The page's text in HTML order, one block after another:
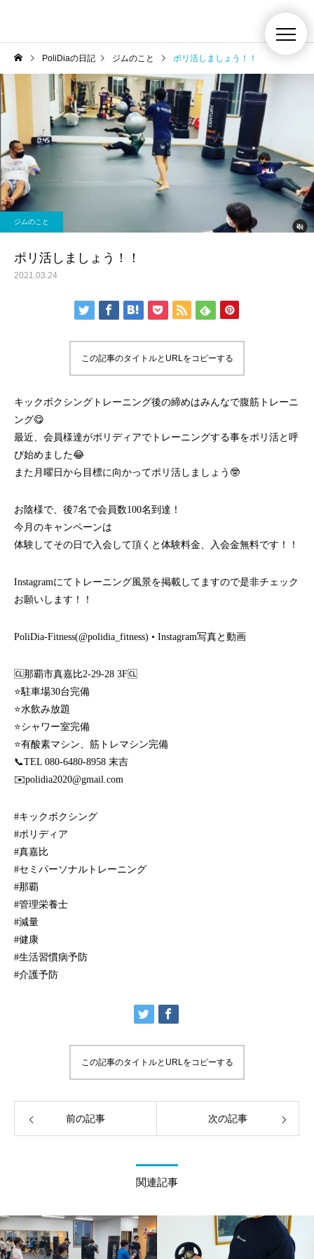
PoliDiaの日記 ジムのこと ポリ活しましょう！！
ジムのこと
ポリ活しましょう！！
2021.03.24
この記事のタイトルとURLをコピーする
キックボクシングトレーニング後の締めはみんなで腹筋トレーニ
ング😋
最近、会員様達がポリディアでトレーニングする事をポリ活と呼
び始めました😂
また月曜日から目標に向かってポリ活しましょう🤓
お陰様で、後7名で会員数100名到達！
今月のキャンペーンは
体験してその日で入会して頂くと体験料金、入会金無料です！！
Instagramにてトレーニング風景を掲載してますので是非チェック
お願いします！！
PoliDia-Fitness(@polidia_fitness) • Instagram写真と動画
🆑那覇市真嘉比2-29-28 3F🆑
⭐️駐車場30台完備
⭐️水飲み放題
⭐️シャワー室完備
⭐️有酸素マシン、筋トレマシン完備
📞TEL 080-6480-8958 末吉
✉️polidia2020@gmail.com
#キックボクシング
#ポリディア
#真嘉比
#セミパーソナルトレーニング
#那覇
#管理栄養士
#減量
#健康
#生活習慣病予防
#介護予防
この記事のタイトルとURLをコピーする
前の記事 次の記事
関連記事